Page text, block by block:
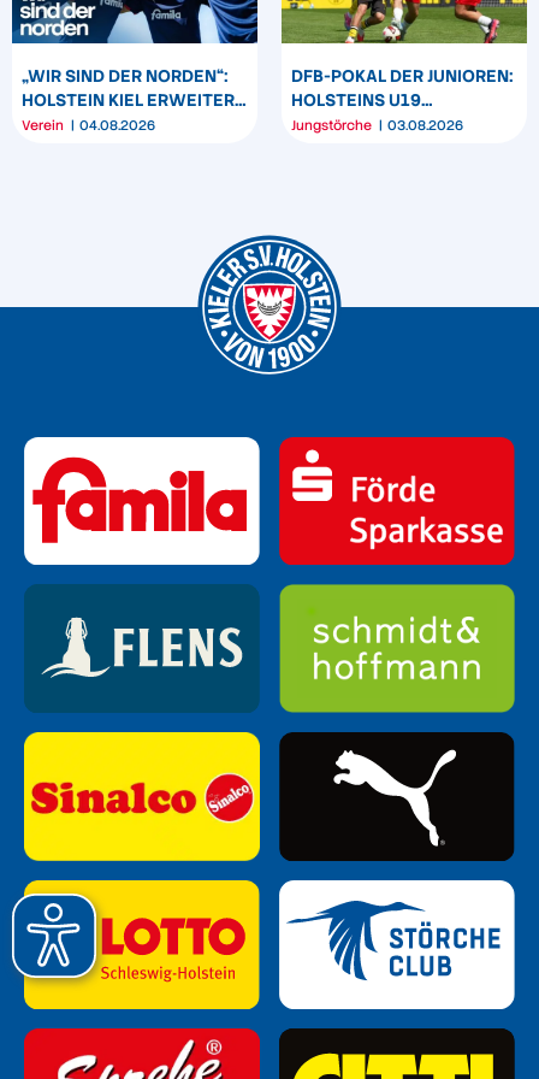
„WIR SIND DER NORDEN“:
HOLSTEIN KIEL ERWEITERT
SEIN MARKENBILD
Verein 04.08.2026
DFB-POKAL DER JUNIOREN:
HOLSTEINS U19
TRIUMPHIERT IN
Jungstörche 03.08.2026